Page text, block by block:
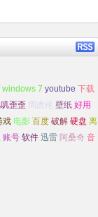
windows 7 youtube 下载
歪歪 周杰伦 壁纸 好用
戏 电影 百度 破解 硬盘 离
账号 软件 迅雷 阿桑奇 音